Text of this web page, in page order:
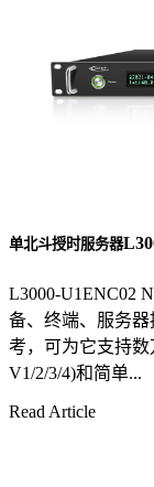
单北斗授时服务器
L3000-U1ENC02
备、终端、服务
考，可为它支持
V1/2/3/4)和简单...
Read Article